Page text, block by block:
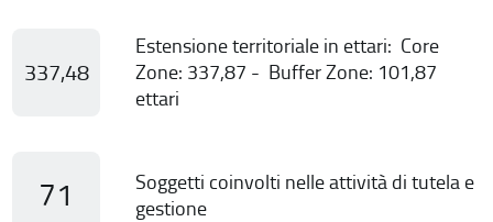
337,48
Estensione territoriale in ettari: Core
Zone: 337,87 - Buffer Zone: 101,87
ettari
71
Soggetti coinvolti nelle attività di tutela e
gestione